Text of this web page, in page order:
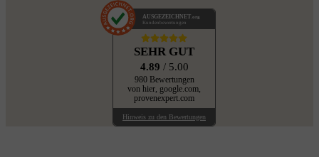
AUSGEZEICHNET .org
Kundenbewertungen
SEHR GUT
4.89 / 5.00
980 Bewertungen
von hier, google.com,
provenexpert.com
Hinweis zu den Bewertungen